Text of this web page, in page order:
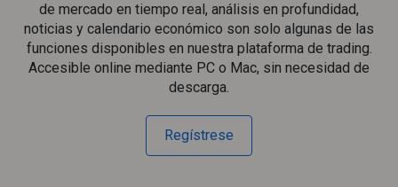
de mercado en tiempo real, análisis en profundidad,
noticias y calendario económico son solo algunas de las
funciones disponibles en nuestra plataforma de trading.
Accesible online mediante PC o Mac, sin necesidad de
descarga.
Regístrese